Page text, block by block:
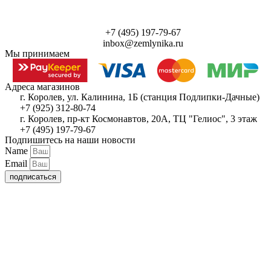
+7 (495) 197-79-67
inbox@zemlynika.ru
Мы принимаем
Адреса магазинов
г. Королев, ул. Калинина, 1Б (станция Подлипки-Дачные)
+7 (925) 312-80-74
г. Королев, пр-кт Космонавтов, 20А, ТЦ "Гелиос", 3 этаж
+7 (495) 197-79-67
Подпишитесь на наши новости
Name
Email
подписаться